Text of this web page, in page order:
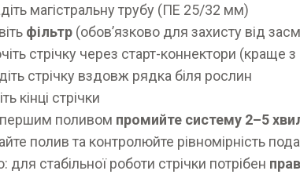
магістральну трубу (ПЕ 25/32 мм)
фільтр (обов’язково для захисту від
стрічку через старт-коннектори (краще
стрічку вздовж рядка біля рослин
кінці стрічки
поливом промийте систему 2–5
полив та контролюйте рівномірність
стабільної роботи стрічки потрібен